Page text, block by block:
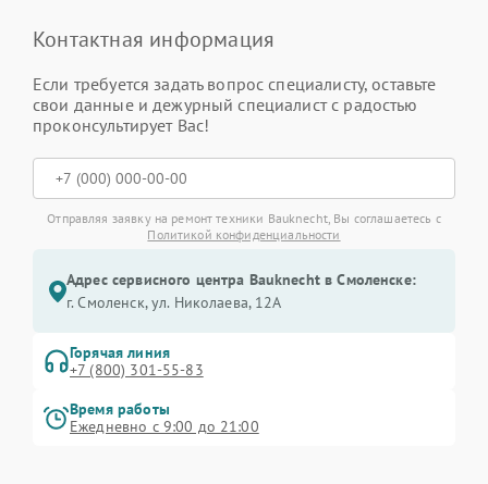
Контактная информация
Если требуется задать вопрос специалисту, оставьте
свои данные и дежурный специалист с радостью
проконсультирует Вас!
Отправляя заявку на ремонт техники Bauknecht, Вы соглашаетесь с
Политикой конфиденциальности
Адрес сервисного центра Bauknecht в Смоленске:
г. Смоленск, ул. Николаева, 12А
Горячая линия
+7 (800) 301-55-83
Время работы
Ежедневно с 9:00 до 21:00